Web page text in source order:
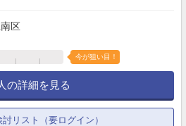
区
今が狙い目！
の詳細を見る
討リスト（要ログイン）